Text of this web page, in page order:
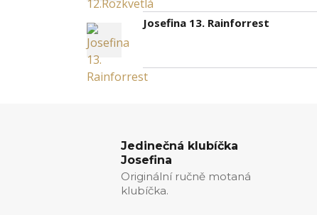
Josefina 13. Rainforrest
Jedinečná klubíčka
Josefina
Originální ručně motaná
klubíčka.